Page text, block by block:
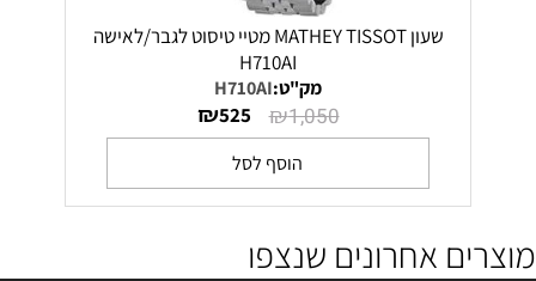
שעון MATHEY TISSOT מטיי טיסוט לגבר/לאישה
H710AI
מק"ט:H710AI
₪1,050
₪525
הוסף לסל
מוצרים אחרונים שנצפו